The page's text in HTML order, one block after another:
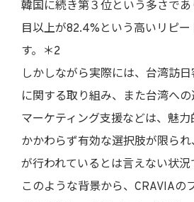
韓国に続き第３位という多さで
目以上が82.4%という高いリピー
す。＊2
しかしながら実際には、台湾訪
に関する取り組み、また台湾へ
マーケティング支援などは、魅
かかわらず有効な選択肢が限ら
が行われているとは言えない状況
このような背景から、CRAVIAの